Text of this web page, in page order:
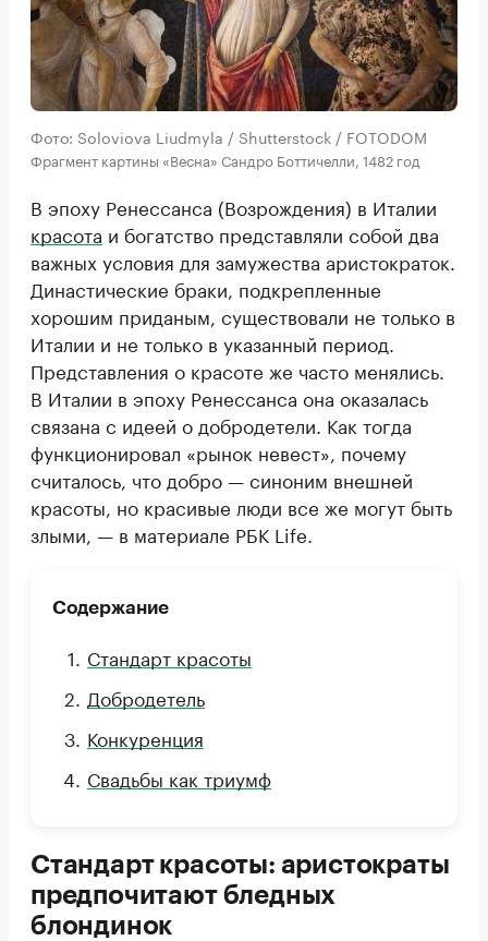
Фото: Soloviova Liudmyla / Shutterstock / FOTODOM
Фрагмент картины «Весна» Сандро Боттичелли, 1482 год
В эпоху Ренессанса (Возрождения) в Италии
красота и богатство представляли собой два
важных условия для замужества аристократок.
Династические браки, подкрепленные
хорошим приданым, существовали не только в
Италии и не только в указанный период.
Представления о красоте же часто менялись.
В Италии в эпоху Ренессанса она оказалась
связана с идеей о добродетели. Как тогда
функционировал «рынок невест», почему
считалось, что добро — синоним внешней
красоты, но красивые люди все же могут быть
злыми, — в материале РБК Life.
Содержание
Стандарт красоты
Добродетель
Конкуренция
Свадьбы как триумф
Стандарт красоты: аристократы
предпочитают бледных
блондинок